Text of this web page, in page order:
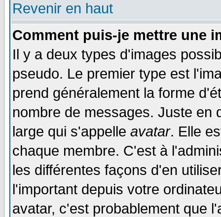
Revenir en haut
Comment puis-je mettre une
Il y a deux types d'images
pseudo. Le premier type est
prend généralement la forme
nombre de messages. Juste en
large qui s'appelle avatar. Elle
chaque membre. C'est à
les différentes façons d'en
l'important depuis votre
avatar, c'est probablement que